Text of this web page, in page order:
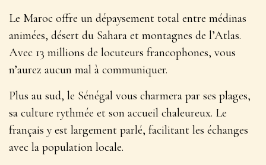
Le Maroc offre un dépaysement total entre médinas
animées, désert du Sahara et montagnes de l’Atlas.
Avec 13 millions de locuteurs francophones, vous
n’aurez aucun mal à communiquer.
Plus au sud, le Sénégal vous charmera par ses plages,
sa culture rythmée et son accueil chaleureux. Le
français y est largement parlé, facilitant les échanges
avec la population locale.